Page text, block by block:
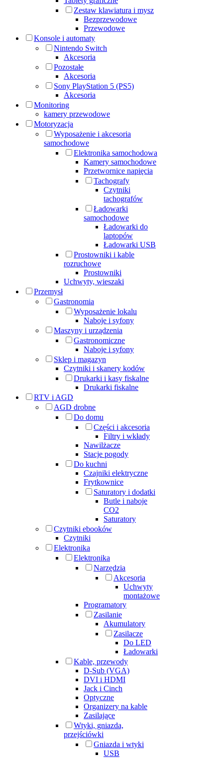
Zestaw klawiatura i mysz
Bezprzewodowe
Przewodowe
Konsole i automaty
Nintendo Switch
Akcesoria
Pozostałe
Akcesoria
Sony PlayStation 5 (PS5)
Akcesoria
Monitoring
kamery przewodowe
Motoryzacja
Wyposażenie i akcesoria
samochodowe
Elektronika samochodowa
Kamery samochodowe
Przetwornice napięcia
Tachografy
Czytniki
tachografów
Ładowarki
samochodowe
Ładowarki do
laptopów
Ładowarki USB
Prostowniki i kable
rozruchowe
Prostowniki
Uchwyty, wieszaki
Przemysł
Gastronomia
Wyposażenie lokalu
Naboje i syfony
Maszyny i urządzenia
Gastronomiczne
Naboje i syfony
Sklep i magazyn
Czytniki i skanery kodów
Drukarki i kasy fiskalne
Drukarki fiskalne
RTV i AGD
AGD drobne
Do domu
Części i akcesoria
Filtry i wkłady
Nawilżacze
Stacje pogody
Do kuchni
Czajniki elektryczne
Frytkownice
Saturatory i dodatki
Butle i naboje
CO2
Saturatory
Czytniki ebooków
Czytniki
Elektronika
Elektronika
Narzędzia
Akcesoria
Uchwyty
montażowe
Programatory
Zasilanie
Akumulatory
Zasilacze
Do LED
Ładowarki
Kable, przewody
D-Sub (VGA)
DVI i HDMI
Jack i Cinch
Optyczne
Organizery na kable
Zasilające
Wtyki, gniazda,
przejściówki
Gniazda i wtyki
USB